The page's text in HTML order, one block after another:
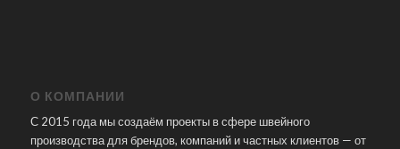
О КОМПАНИИ
С 2015 года мы создаём проекты в сфере швейного
производства для брендов, компаний и частных клиентов — от